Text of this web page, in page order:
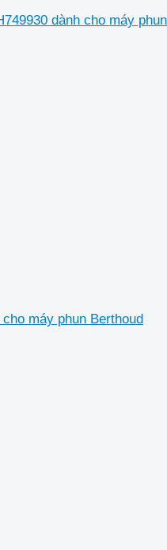
dành cho máy phun
máy phun Berthoud